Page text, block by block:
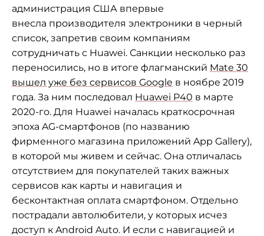
администрация США впервые
внесла производителя электроники в черный
список, запретив своим компаниям
сотрудничать с Huawei. Санкции несколько раз
переносились, но в итоге флагманский Mate 30
вышел уже без сервисов Google в ноябре 2019
года. За ним последовал Huawei P40 в марте
2020-го. Для Huawei началась краткосрочная
эпоха AG-смартфонов (по названию
фирменного магазина приложений App Gallery),
в которой мы живем и сейчас. Она отличалась
отсутствием для покупателей таких важных
сервисов как карты и навигация и
бесконтактная оплата смартфоном. Отдельно
пострадали автолюбители, у которых исчез
доступ к Android Auto. И если с навигацией и